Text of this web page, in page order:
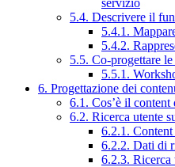
servizio
5.4. Descrivere il
5.4.1.
5.4.2.
5.5. Co-progettare
5.5.1.
6. Progettazione dei
6.1. Cos’è il content
6.2. Ricerca utente
6.2.1.
6.2.2. Dati di
6.2.3. Ricerca